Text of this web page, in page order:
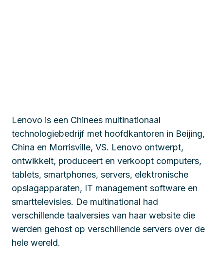
Lenovo is een Chinees multinationaal
technologiebedrijf met hoofdkantoren in Beijing,
China en Morrisville, VS. Lenovo ontwerpt,
ontwikkelt, produceert en verkoopt computers,
tablets, smartphones, servers, elektronische
opslagapparaten, IT management software en
smarttelevisies. De multinational had
verschillende taalversies van haar website die
werden gehost op verschillende servers over de
hele wereld.